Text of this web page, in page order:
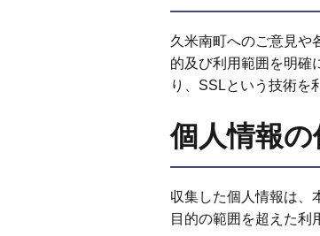
久米南町へのご意見や
的及び利用範囲を明確
り、SSLという技術を
個人情報
収集した個人情報は、
目的の範囲を超えた利